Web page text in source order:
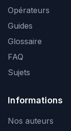
Opérateurs
Guides
Glossaire
FAQ
Sujets
Informations
Nos auteurs